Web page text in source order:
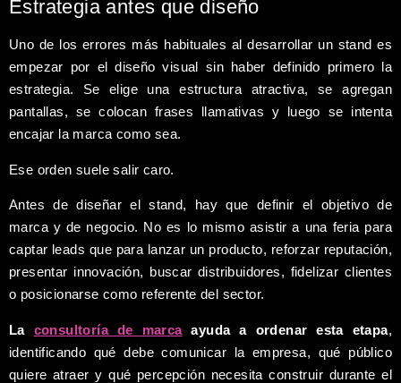
Estrategia antes que diseño
Uno de los errores más habituales al desarrollar un stand es
empezar por el diseño visual sin haber definido primero la
estrategia. Se elige una estructura atractiva, se agregan
pantallas, se colocan frases llamativas y luego se intenta
encajar la marca como sea.
Ese orden suele salir caro.
Antes de diseñar el stand, hay que definir el objetivo de
marca y de negocio. No es lo mismo asistir a una feria para
captar leads que para lanzar un producto, reforzar reputación,
presentar innovación, buscar distribuidores, fidelizar clientes
o posicionarse como referente del sector.
La consultoría de marcaayuda a ordenar esta etapa,
identificando qué debe comunicar la empresa, qué público
quiere atraer y qué percepción necesita construir durante el